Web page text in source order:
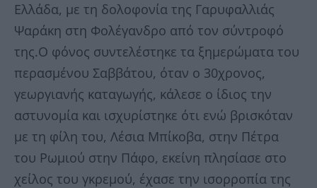
Ελλάδα, με τη δολοφονία της Γαρυφαλλιάς
Ψαράκη στη Φολέγανδρο από τον σύντροφό
της.Ο φόνος συντελέστηκε τα ξημερώματα του
περασμένου Σαββάτου, όταν ο 30χρονος,
γεωργιανής καταγωγής, κάλεσε ο ίδιος την
αστυνομία και ισχυρίστηκε ότι ενώ βρισκόταν
με τη φίλη του, Λέσια Μπίκοβα, στην Πέτρα
του Ρωμιού στην Πάφο, εκείνη πλησίασε στο
χείλος του γκρεμού, έχασε την ισορροπία της